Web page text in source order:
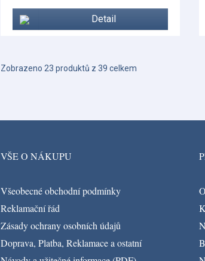
Detail
Zobrazeno 23 produktů z 39 celkem
VŠE O NÁKUPU
Všeobecné obchodní podmínky
Reklamační řád
Zásady ochrany osobních údajů
Doprava, Platba, Reklamace a ostatní